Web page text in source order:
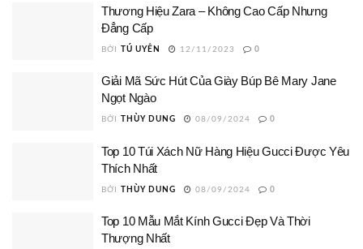
Thương Hiệu Zara – Không Cao Cấp Nhưng
Đẳng Cấp
BỞI TÚ UYÊN 12/11/2023 0
Giải Mã Sức Hút Của Giày Búp Bê Mary Jane
Ngọt Ngào
BỞI THÙY DUNG 08/09/2024 0
Top 10 Túi Xách Nữ Hàng Hiệu Gucci Được Yêu
Thích Nhất
BỞI THÙY DUNG 08/09/2024 0
Top 10 Mẫu Mắt Kính Gucci Đẹp Và Thời
Thượng Nhất